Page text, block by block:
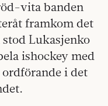
vita banden
framkom det
Lukasjenko
ishockey med
i det